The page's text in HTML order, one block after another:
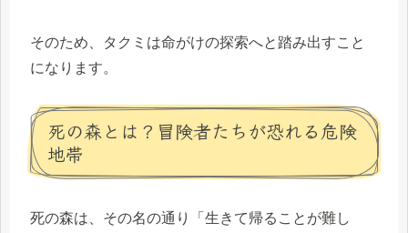
そのため、タクミは命がけの探索へと踏み出すこと
になります。
死の森とは？冒険者たちが恐れる危険
地帯
死の森は、その名の通り「生きて帰ることが難し